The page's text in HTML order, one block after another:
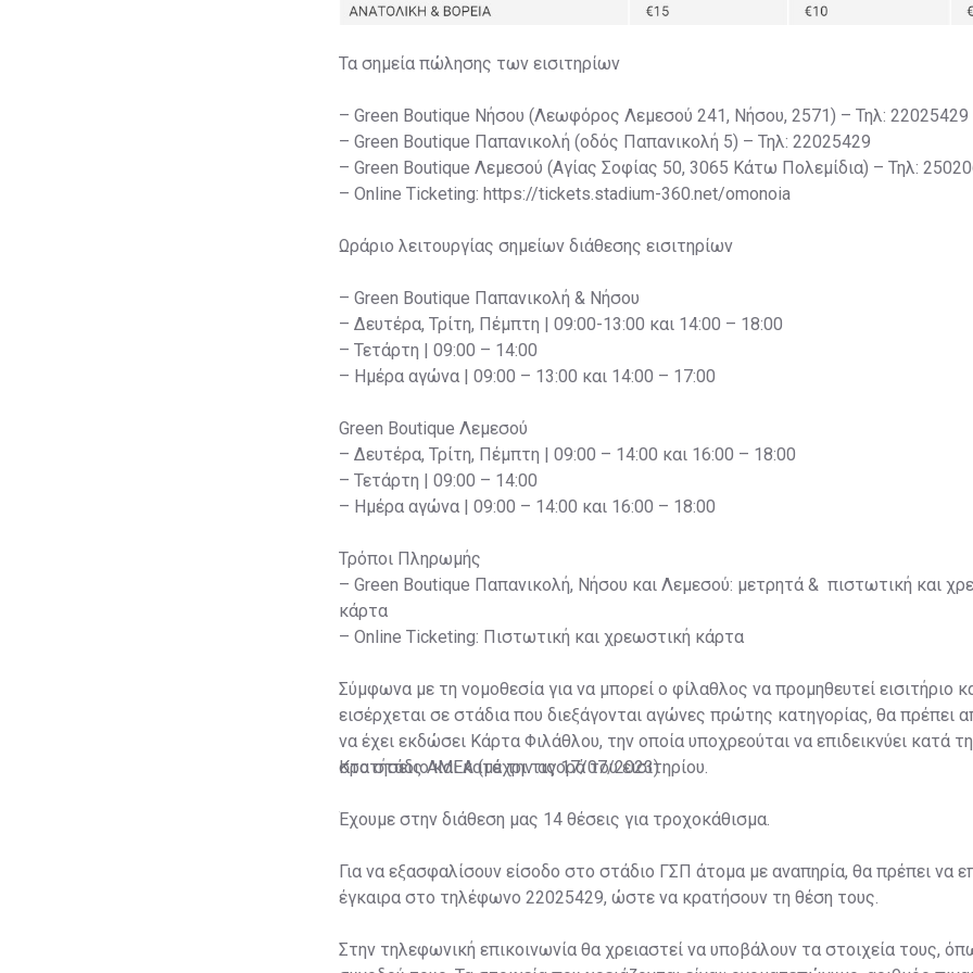
Τα σημεία πώλησης των εισιτηρίων
– Green Boutique Νήσου (Λεωφόρος Λεμεσού 241, Νήσου, 2571) – Τηλ: 22025429
– Green Boutique Παπανικολή (οδός Παπανικολή 5) – Τηλ: 22025429
– Green Boutique Λεμεσού (Αγίας Σοφίας 50, 3065 Κάτω Πολεμίδια) – Τηλ:
– Online Ticketing: https://tickets.stadium-360.net/omonoia
Ωράριο λειτουργίας σημείων διάθεσης εισιτηρίων
– Green Boutique Παπανικολή & Νήσου
– Δευτέρα, Τρίτη, Πέμπτη | 09:00-13:00 και 14:00 – 18:00
– Τετάρτη | 09:00 – 14:00
– Ημέρα αγώνα | 09:00 – 13:00 και 14:00 – 17:00
Green Boutique Λεμεσού
– Δευτέρα, Τρίτη, Πέμπτη | 09:00 – 14:00 και 16:00 – 18:00
– Τετάρτη | 09:00 – 14:00
– Ημέρα αγώνα | 09:00 – 14:00 και 16:00 – 18:00
Τρόποι Πληρωμής
– Green Boutique Παπανικολή, Νήσου και Λεμεσού: μετρητά & πιστωτική και
κάρτα
– Online Ticketing: Πιστωτική και χρεωστική κάρτα
Σύμφωνα με τη νομοθεσία για να μπορεί ο φίλαθλος να προμηθευτεί εισιτήριο
εισέρχεται σε στάδια που διεξάγονται αγώνες πρώτης κατηγορίας, θα πρέπει
να έχει εκδώσει Κάρτα Φιλάθλου, την οποία υποχρεούται να επιδεικνύει κατά
στο στάδιο και κατά την αγορά του εισιτηρίου.
Κρατήσεις ΑΜΕΑ (μέχρι τις 17/07/2023)
Έχουμε στην διάθεση μας 14 θέσεις για τροχοκάθισμα.
Για να εξασφαλίσουν είσοδο στο στάδιο ΓΣΠ άτομα με αναπηρία, θα πρέπει να
έγκαιρα στο τηλέφωνο 22025429, ώστε να κρατήσουν τη θέση τους.
Στην τηλεφωνική επικοινωνία θα χρειαστεί να υποβάλουν τα στοιχεία τους,